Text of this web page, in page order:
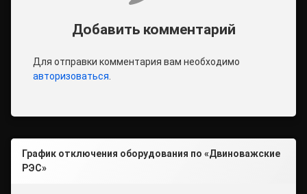
Добавить комментарий
Для отправки комментария вам необходимо
авторизоваться
График отключения оборудования по «Двиноважские
РЭС»